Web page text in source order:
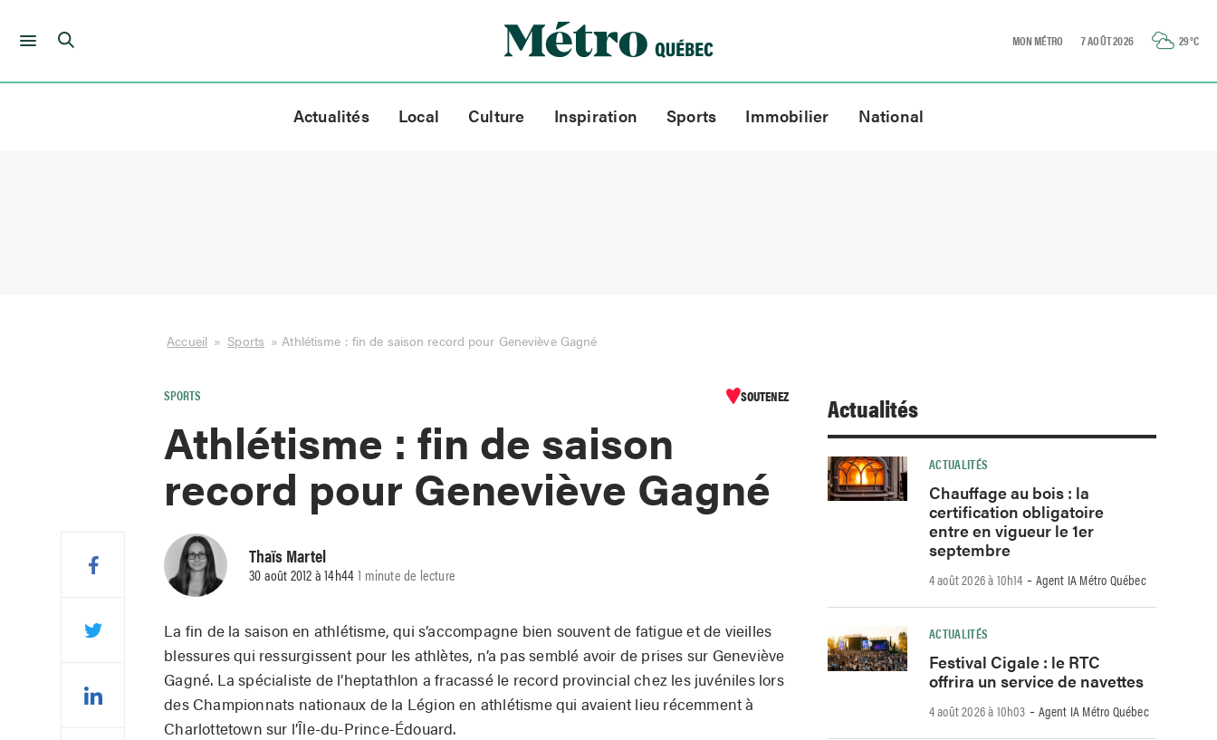
Skip
MON MÉTRO 7 AOÛT 2026 29°C
Actualités Local Culture Inspiration Sports Immobilier National
Accueil » Sports »Athlétisme : fin de saison record pour Geneviève Gagné
SPORTS SOUTENEZ
Athlétisme : fin de saison
record pour Geneviève Gagné
Thaïs Martel
30 août 2012 à 14h441 minute de lecture
La fin de la saison en athlétisme, qui s’accompagne bien souvent de fatigue et de vieilles
blessures qui ressurgissent pour les athlètes, n’a pas semblé avoir de prises sur Geneviève
Gagné. La spécialiste de l’heptathlon a fracassé le record provincial chez les juvéniles lors
des Championnats nationaux de la Légion en athlétisme qui avaient lieu récemment à
Charlottetown sur l’Île-du-Prince-Édouard.
Actualités
ACTUALITÉS
Chauffage au bois : la
certification obligatoire
entre en vigueur le 1er
septembre
4 août 2026 à 10h14 -Agent IA Métro Québec
ACTUALITÉS
Festival Cigale : le RTC
offrira un service de navettes
4 août 2026 à 10h03 -Agent IA Métro Québec